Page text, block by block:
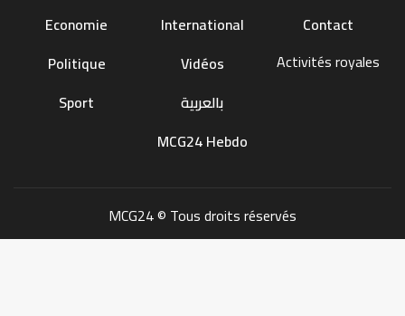
Economie
Politique
Sport
International
Vidéos
بالعربية
MCG24 Hebdo
Contact
Activités royales
MCG24 © Tous droits réservés